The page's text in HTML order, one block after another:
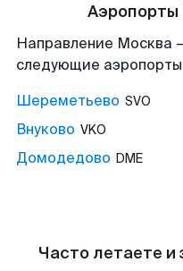
Аэропорты
Направление Москва
следующие аэропорты
Шереметьево SVO
Внуково VKO
Домодедово DME
Часто летаете и